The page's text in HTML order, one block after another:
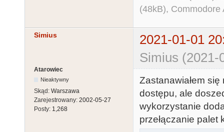
(48kB),
Simius
2021-01-01
Simius (2021-
Atarowiec
Nieaktywny
Skąd: Warszawa
Zarejestrowany: 2002-05-27
Posty: 1,268
Zastanawiałem
dostępu, ale
wykorzystanie
przełączanie palet